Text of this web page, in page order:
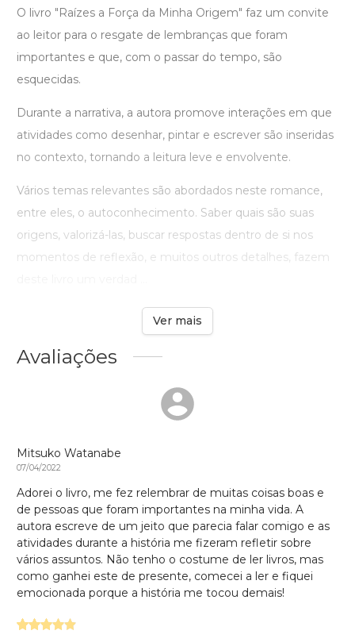
O livro "Raízes a Força da Minha Origem" faz um convite
ao leitor para o resgate de lembranças que foram
importantes e que, com o passar do tempo, são
esquecidas.
Durante a narrativa, a autora promove interações em que
atividades como desenhar, pintar e escrever são inseridas
no contexto, tornando a leitura leve e envolvente.
Vários temas relevantes são abordados neste romance,
entre eles, o autoconhecimento. Saber quais são suas
origens, valorizá-las, buscar respostas dentro de si nos
momentos de reflexão, e muitos outros detalhes, fazem
Ver mais
Avaliações
Mitsuko Watanabe
07/04/2022
Adorei o livro, me fez relembrar de muitas coisas boas e
de pessoas que foram importantes na minha vida. A
autora escreve de um jeito que parecia falar comigo e as
atividades durante a história me fizeram refletir sobre
vários assuntos. Não tenho o costume de ler livros, mas
como ganhei este de presente, comecei a ler e fiquei
emocionada porque a história me tocou demais!